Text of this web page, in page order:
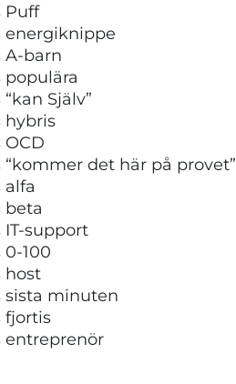
Puff
energiknippe
A-barn
populära
Själv”
hybris
OCD
“kommer det här på provet”
alfa
beta
IT-support
0-100
host
sista minuten
fjortis
entreprenör